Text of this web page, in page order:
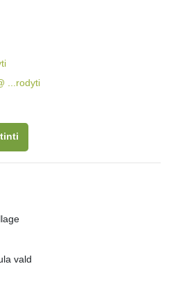
...rodyti
vald